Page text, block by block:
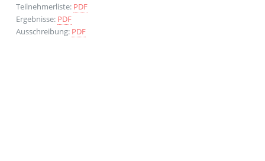
Teilnehmerliste: PDF
Ergebnisse: PDF
Ausschreibung: PDF